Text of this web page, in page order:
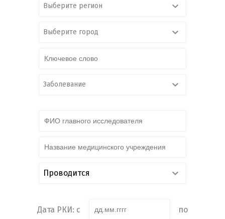
Выберите регион
Выберите город
Заболевание
Проводится
Дата РКИ: с по